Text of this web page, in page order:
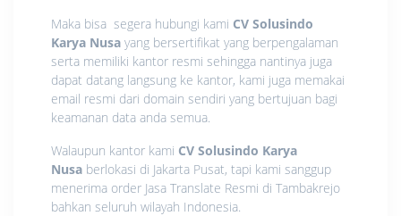
Maka bisa segera hubungi kami CV Solusindo
Karya Nusa yang bersertifikat yang berpengalaman
serta memiliki kantor resmi sehingga nantinya juga
dapat datang langsung ke kantor, kami juga memakai
email resmi dari domain sendiri yang bertujuan bagi
keamanan data anda semua.
Walaupun kantor kami CV Solusindo Karya
Nusa berlokasi di Jakarta Pusat, tapi kami sanggup
menerima order Jasa Translate Resmi di Tambakrejo
bahkan seluruh wilayah Indonesia.